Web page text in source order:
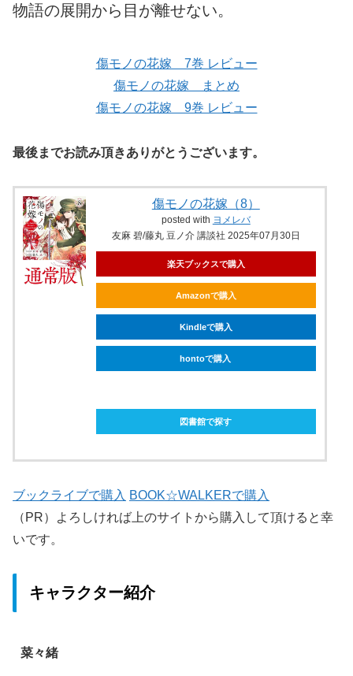
物語の展開から目が離せない。
傷モノの花嫁 7巻 レビュー
傷モノの花嫁 まとめ
傷モノの花嫁 9巻 レビュー
最後までお読み頂きありがとうございます。
傷モノの花嫁（8）
posted with ヨメレバ
友麻 碧/藤丸 豆ノ介 講談社 2025年07月30日
楽天ブックスで購入
Amazonで購入
Kindleで購入
hontoで購入
図書館で探す
ブックライブで購入 BOOK☆WALKERで購入
（PR）よろしければ上のサイトから購入して頂けると幸
いです。
キャラクター紹介
菜々緒